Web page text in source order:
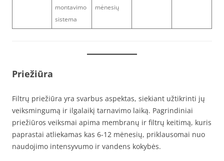
montavimo
sistema
mėnesių
Priežiūra
Filtrų priežiūra yra svarbus aspektas, siekiant užtikrinti jų
veiksmingumą ir ilgalaikį tarnavimo laiką. Pagrindiniai
priežiūros veiksmai apima membranų ir filtrų keitimą, kuris
paprastai atliekamas kas 6-12 mėnesių, priklausomai nuo
naudojimo intensyvumo ir vandens kokybės.